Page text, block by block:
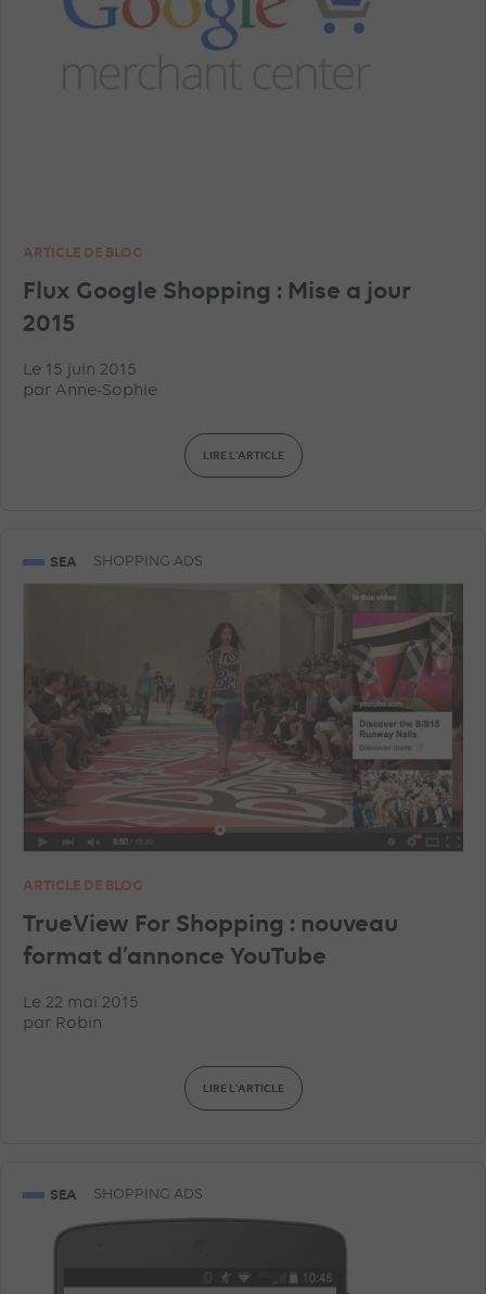
ARTICLE DE BLOG
Flux Google Shopping : Mise a jour
2015
Le 15 juin 2015
par Anne-Sophie
LIRE L'ARTICLE
SEA SHOPPING ADS
ARTICLE DE BLOG
TrueView For Shopping : nouveau
format d’annonce YouTube
Le 22 mai 2015
par Robin
LIRE L'ARTICLE
SEA SHOPPING ADS